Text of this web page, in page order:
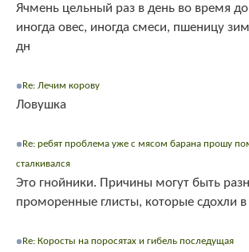
Ячмень цельный раз в день во время
иногда овес, иногда смеси, пшеницу
дн
Re: Лечим корову
Ловушка
Re: ребят проблема уже с мясом барана прошу
сталкивался
Это гнойники. Причины могут быть
проморенные глисты, которые сдохли в
Re: Коросты на поросятах и гибель последущая